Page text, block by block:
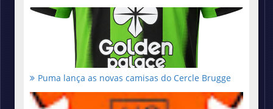
Puma lança as novas camisas do Cercle Brugge